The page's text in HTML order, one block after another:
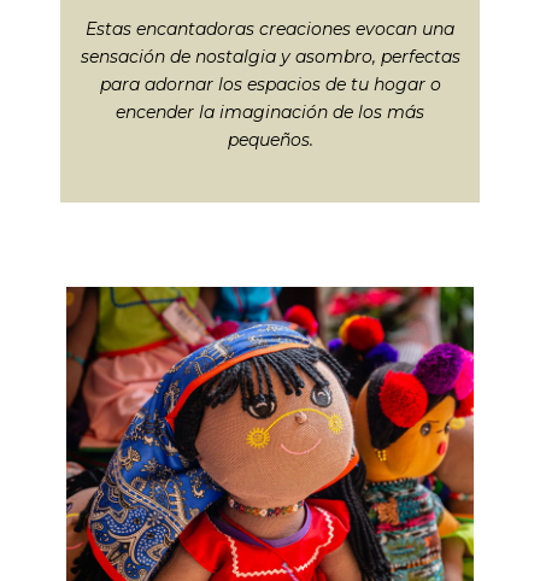
Estas encantadoras creaciones evocan una
sensación de nostalgia y asombro, perfectas
para adornar los espacios de tu hogar o
encender la imaginación de los más
pequeños.